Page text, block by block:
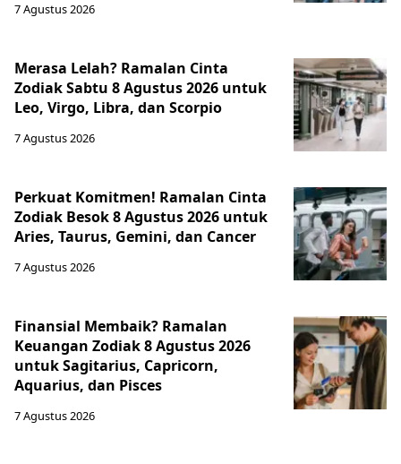
7 Agustus 2026
Merasa Lelah? Ramalan Cinta
Zodiak Sabtu 8 Agustus 2026 untuk
Leo, Virgo, Libra, dan Scorpio
7 Agustus 2026
Perkuat Komitmen! Ramalan Cinta
Zodiak Besok 8 Agustus 2026 untuk
Aries, Taurus, Gemini, dan Cancer
7 Agustus 2026
Finansial Membaik? Ramalan
Keuangan Zodiak 8 Agustus 2026
untuk Sagitarius, Capricorn,
Aquarius, dan Pisces
7 Agustus 2026